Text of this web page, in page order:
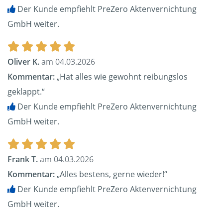
Der Kunde empfiehlt PreZero Aktenvernichtung
GmbH weiter.
Oliver K.am 04.03.2026
Kommentar:„Hat alles wie gewohnt reibungslos
geklappt.“
Der Kunde empfiehlt PreZero Aktenvernichtung
GmbH weiter.
Frank T.am 04.03.2026
Kommentar:„Alles bestens, gerne wieder!“
Der Kunde empfiehlt PreZero Aktenvernichtung
GmbH weiter.